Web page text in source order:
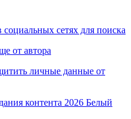
сетях для поиска
от автора
личные данные от
контента 2026 Белый